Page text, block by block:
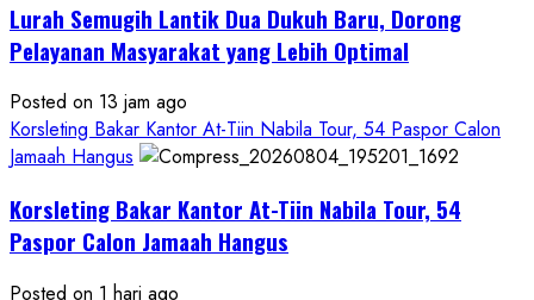
Lurah Semugih Lantik Dua Dukuh Baru, Dorong
Pelayanan Masyarakat yang Lebih Optimal
Posted on 13 jam ago
Korsleting Bakar Kantor At-Tiin Nabila Tour, 54 Paspor Calon
Jamaah Hangus
Korsleting Bakar Kantor At-Tiin Nabila Tour, 54
Paspor Calon Jamaah Hangus
Posted on 1 hari ago